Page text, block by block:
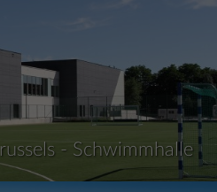
- Schwimmhalle